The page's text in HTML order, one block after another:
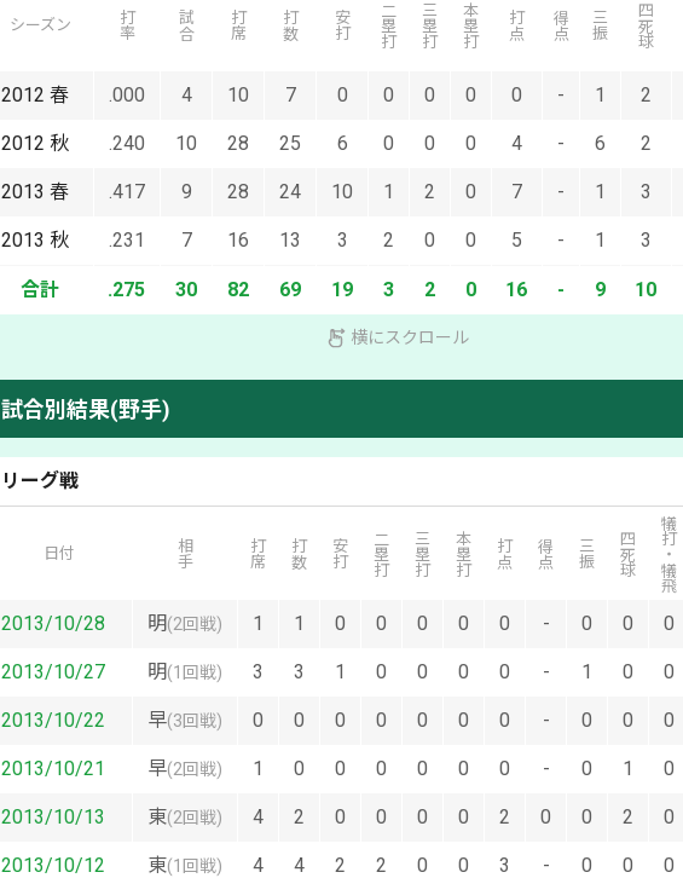
シーズン 打率 試合 打席 打数 安打 二塁打 三塁打 本塁打 打点 得点 三振 四死球
2012 春 .000 4 10 7 0 0 0 0 0 - 1 2
2012 秋 .240 10 28 25 6 0 0 0 4 - 6 2
2013 春 .417 9 28 24 10 1 2 0 7 - 1 3
2013 秋 .231 7 16 13 3 2 0 0 5 - 1 3
合計 .275 30 82 69 19 3 2 0 16 - 9 10
横にスクロール
試合別結果(野手)
リーグ戦
日付 相手 打席 打数 安打 二塁打 三塁打 本塁打 打点 得点 三振 四死球 犠打・犠飛
2013/10/28 明(2回戦) 1 1 0 0 0 0 0 - 0 0 0
2013/10/27 明(1回戦) 3 3 1 0 0 0 0 - 1 0 0
2013/10/22 早(3回戦) 0 0 0 0 0 0 0 - 0 0 0
2013/10/21 早(2回戦) 1 0 0 0 0 0 0 - 0 1 0
2013/10/13 東(2回戦) 4 2 0 0 0 0 2 0 0 2 0
2013/10/12 東(1回戦) 4 4 2 2 0 0 3 - 0 0 0